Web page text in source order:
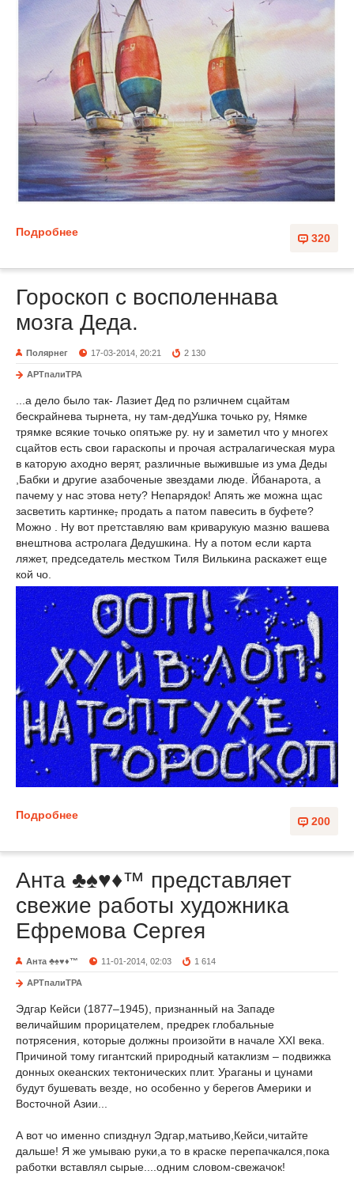
320
Подробнее
Гороскоп с восполеннава
мозга Деда.
Полярнег 17-03-2014, 20:21 2 130
АРТпалиТРА
...а дело было так- Лазиет Дед по рзличнем сцайтам
бескрайнева тырнета, ну там-дедУшка точько ру, Нямке
трямке всякие точько опятьже ру. ну и заметил что у многех
сцайтов есть свои гараскопы и прочая астралагическая мура
в каторую аходно верят, различные выжившые из ума Деды
,Бабки и другие азабоченые звездами люде. Йбанарота, а
пачему у нас этова нету? Непарядок! Апять же можна щас
засветить картинке, продать а патом павесить в буфете?
Можно . Ну вот претставляю вам криварукую мазню вашева
внештнова астролага Дедушкина. Ну а потом если карта
ляжет, председатель местком Тиля Вилькина раскажет еще
кой чо.
200
Подробнее
Анта ♣♠♥♦™ представляет
свежие работы художника
Ефремова Сергея
Анта ♣♠♥♦™ 11-01-2014, 02:03 1 614
АРТпалиТРА
Эдгар Кейси (1877–1945), признанный на Западе
величайшим прорицателем, предрек глобальные
потрясения, которые должны произойти в начале XXI века.
Причиной тому гигантский природный катаклизм – подвижка
донных океанских тектонических плит. Ураганы и цунами
будут бушевать везде, но особенно у берегов Америки и
Восточной Азии...
А вот чо именно спизднул Эдгар,матьиво,Кейси,читайте
дальше! Я же умываю руки,а то в краске перепачкался,пока
работки вставлял сырые....одним словом-свежачок!